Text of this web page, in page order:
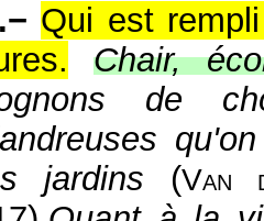
Qui est
Chair,
de
jardins (Van